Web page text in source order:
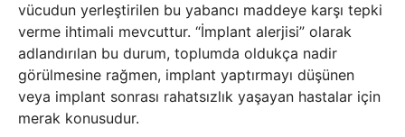
vücudun yerleştirilen bu yabancı maddeye karşı tepki
verme ihtimali mevcuttur. “İmplant alerjisi” olarak
adlandırılan bu durum, toplumda oldukça nadir
görülmesine rağmen, implant yaptırmayı düşünen
veya implant sonrası rahatsızlık yaşayan hastalar için
merak konusudur.